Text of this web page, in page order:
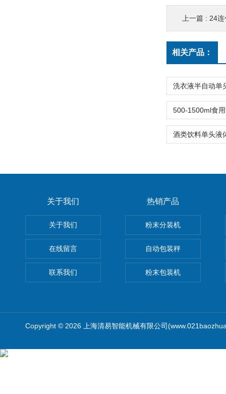
上一篇 : 24连
相关产品：
关于我们
关于我们
在线留言
联系我们
热销产品
粉末分装机
自动包装秤
粉末包装机
Copyright © 2026 上海清易智能机械有限公司